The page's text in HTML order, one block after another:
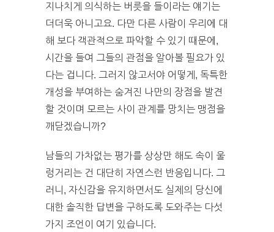
지나치게 의식하는 버릇을 들이라는 얘기는
더더욱 아니고요. 다만 다른 사람이 우리에 대
해 보다 객관적으로 파악할 수 있기 때문에,
시간을 들여 그들의 관점을 알아볼 필요가 있
다는 겁니다. 그러지 않고서야 어떻게, 독특한
개성을 부여하는 숨겨진 나만의 장점을 발견
할 것이며 모르는 사이 관계를 망치는 맹점을
깨닫겠습니까?
남들의 가차없는 평가를 상상만 해도 속이 울
렁거리는 건 대단히 자연스런 반응입니다. 그
러니, 자신감을 유지하면서도 실제의 당신에
대한 솔직한 답변을 구하도록 도와주는 다섯
가지 조언이 여기 있습니다.